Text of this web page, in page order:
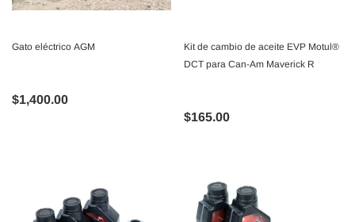
Gato eléctrico AGM
$1,400.00
Kit de cambio de aceite EVP Motul®
DCT para Can-Am Maverick R
$165.00